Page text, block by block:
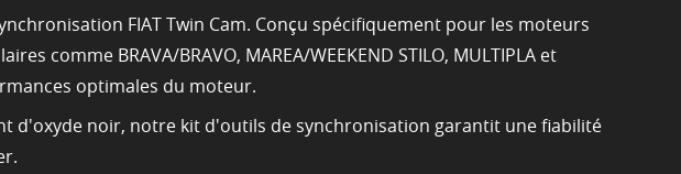
FIAT Twin Cam. Conçu spécifiquement pour les moteurs
comme BRAVA/BRAVO, MAREA/WEEKEND STILO, MULTIPLA et
optimales du moteur.
d'oxyde noir, notre kit d'outils de synchronisation garantit une fiabilité